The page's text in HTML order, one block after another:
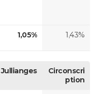
1,05% 1,43%
Jullianges
Circonscri
ption